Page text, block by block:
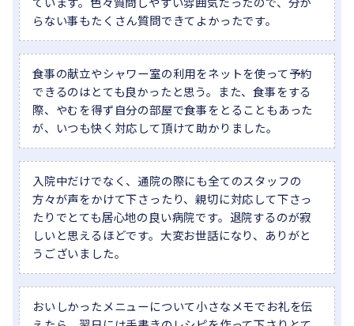
らない事もたくさん質問できてよかったです。
食事の献立やシャワー室の利用をネットを使って予約
できるのはとても良かったと思う。また、食事をする
際、やむを得ず自分の部屋で食事をとることもあった
が、いつも快く対応して頂けて助かりました。
入院中だけでなく、通院の際にも全てのスタッフの
方々が声をかけて下さったり、親切に対応して下さっ
たりでとても居心地の良い病院です。退院するのが寂
しいと思えるほどです。大変お世話になり、ありがと
うございました。
おいしかったメニューについて小さなメモでお礼を伝